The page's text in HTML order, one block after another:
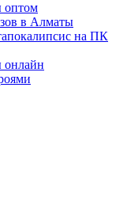
оптом
в Алматы
на ПК
онлайн